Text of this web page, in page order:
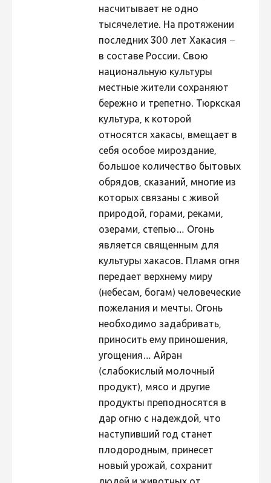
насчитывает не одно
тысячелетие. На протяжении
последних 300 лет Хакасия –
в составе России. Свою
национальную культуры
местные жители сохраняют
бережно и трепетно. Тюркская
культура, к которой
относятся хакасы, вмещает в
себя особое мироздание,
большое количество бытовых
обрядов, сказаний, многие из
которых связаны с живой
природой, горами, реками,
озерами, степью… Огонь
является священным для
культуры хакасов. Пламя огня
передает верхнему миру
(небесам, богам) человеческие
пожелания и мечты. Огонь
необходимо задабривать,
приносить ему приношения,
угощения… Айран
(слабокислый молочный
продукт), мясо и другие
продукты преподносятся в
дар огню с надеждой, что
наступивший год станет
плодородным, принесет
новый урожай, сохранит